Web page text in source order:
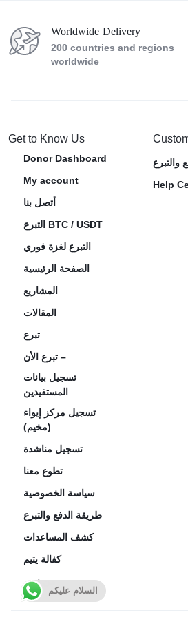
Worldwide Delivery
200 countries and regions
worldwide
Get to Know Us
Donor Dashboard
My account
أتصل بنا
التبرع BTC / USDT
التبرع لغزة فوري
الصفحة الرئيسية
المشاريع
المقالات
تبرع
تبرع الأن –
تسجيل بيانات
المستفيدين
تسجيل مركز إيواء
(مخيم)
تسجيل مناشدة
تطوع معنا
سياسة الخصوصية
طريقة الدفع والتبرع
كشف المساعدات
كفالة يتيم
من نحن
والتبرع
Help
السلام عليكم